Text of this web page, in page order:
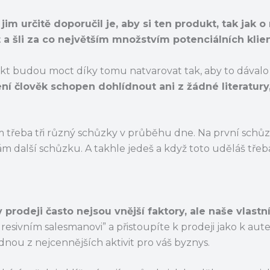
jim určitě doporučil je, aby si ten produkt, tak jak o
šli za co největším množstvím potenciálních
budou moct díky tomu natvarovat tak, aby to dávalo
člověk schopen dohlídnout ani z žádné
tři různý schůzky v průběhu dne. Na první
další schůzku. A takhle jedeš a když toto uděláš
často nejsou vnější faktory, ale naše vlastní
salesmanovi” a přistoupíte k prodeji jako k
z nejcennějších aktivit pro váš byznys.